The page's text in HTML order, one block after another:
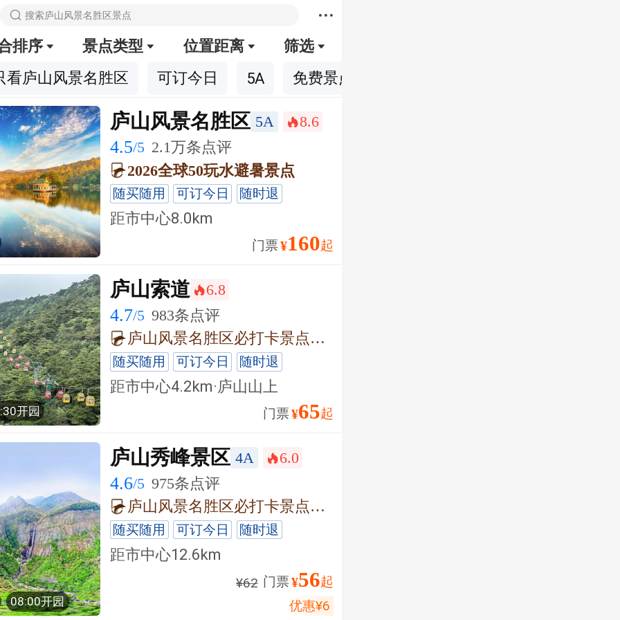
 搜索庐山风景名胜区景点 
排序  景点类型  位置距离  筛选
看庐山风景名胜区 可订今日 5A 免费景点
庐山风景名胜区 5A 󰺂8.6
4.5/5 2.1万条点评
2026全球50玩水避暑景点
随买随用 可订今日 随时退
距市中心8.0km
门票¥160起
开园
庐山索道 󰺂6.8
4.7/5 983条点评
庐山风景名胜区必打卡景点榜 No.1
随买随用 可订今日 随时退
距市中心4.2km·庐山山上
门票¥65起
08:00开园
庐山秀峰景区 4A 󰺂6.0
4.6/5 975条点评
庐山风景名胜区必打卡景点榜 No.3
随买随用 可订今日 随时退
距市中心12.6km
¥62 门票¥56起
优惠¥6